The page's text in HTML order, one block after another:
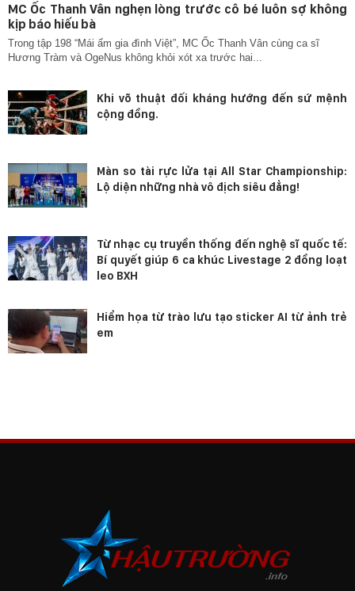
MC Ốc Thanh Vân nghẹn lòng trước cô bé luôn sợ không
kịp báo hiếu bà
Trong tập 198 “Mái ấm gia đình Việt”, MC Ốc Thanh Vân cùng ca sĩ
Hương Tràm và OgeNus không khỏi xót xa trước hai...
Khi võ thuật đối kháng hướng đến sứ mệnh
cộng đồng.
Màn so tài rực lửa tại All Star Championship:
Lộ diện những nhà vô địch siêu đẳng!
Từ nhạc cụ truyền thống đến nghệ sĩ quốc tế:
Bí quyết giúp 6 ca khúc Livestage 2 đồng loạt
leo BXH
Hiểm họa từ trào lưu tạo sticker AI từ ảnh trẻ
em